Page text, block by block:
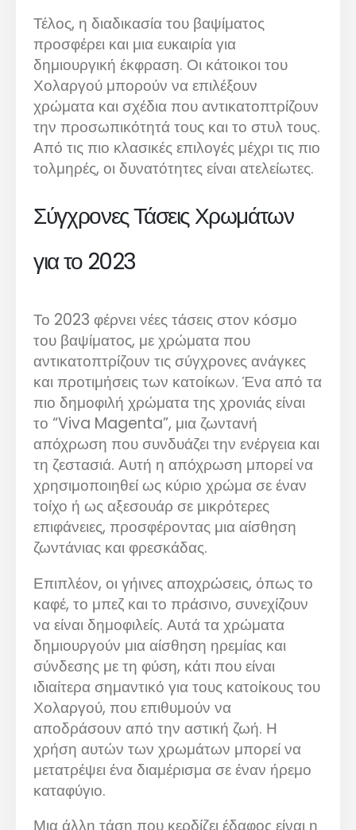
Τέλος, η διαδικασία του βαψίματος
προσφέρει και μια ευκαιρία για
δημιουργική έκφραση. Οι κάτοικοι του
Χολαργού μπορούν να επιλέξουν
χρώματα και σχέδια που αντικατοπτρίζουν
την προσωπικότητά τους και το στυλ τους.
Από τις πιο κλασικές επιλογές μέχρι τις πιο
τολμηρές, οι δυνατότητες είναι ατελείωτες.
Σύγχρονες Τάσεις Χρωμάτων
για το 2023
Το 2023 φέρνει νέες τάσεις στον κόσμο
του βαψίματος, με χρώματα που
αντικατοπτρίζουν τις σύγχρονες ανάγκες
και προτιμήσεις των κατοίκων. Ένα από τα
πιο δημοφιλή χρώματα της χρονιάς είναι
το “Viva Magenta”, μια ζωντανή
απόχρωση που συνδυάζει την ενέργεια και
τη ζεστασιά. Αυτή η απόχρωση μπορεί να
χρησιμοποιηθεί ως κύριο χρώμα σε έναν
τοίχο ή ως αξεσουάρ σε μικρότερες
επιφάνειες, προσφέροντας μια αίσθηση
ζωντάνιας και φρεσκάδας.
Επιπλέον, οι γήινες αποχρώσεις, όπως το
καφέ, το μπεζ και το πράσινο, συνεχίζουν
να είναι δημοφιλείς. Αυτά τα χρώματα
δημιουργούν μια αίσθηση ηρεμίας και
σύνδεσης με τη φύση, κάτι που είναι
ιδιαίτερα σημαντικό για τους κατοίκους του
Χολαργού, που επιθυμούν να
αποδράσουν από την αστική ζωή. Η
χρήση αυτών των χρωμάτων μπορεί να
μετατρέψει ένα διαμέρισμα σε έναν ήρεμο
καταφύγιο.